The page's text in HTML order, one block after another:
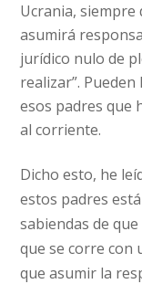
Ucrania,
asumirá
jurídico nulo de
realizar”.
esos padres que
al corriente.
Dicho esto, he
estos padres
sabiendas de
que se corre con
que asumir la